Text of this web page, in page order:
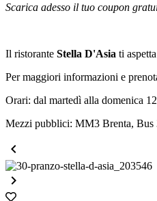
Scarica adesso il tuo coupon
Il ristorante Stella D'Asia ti
Per maggiori informazioni e
Orari: dal martedì alla domenica
Mezzi pubblici: MM3 Brenta, Bus

